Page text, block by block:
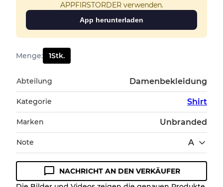
APPFIRSTORDER verwenden.
App herunterladen
Menge: 1Stk.
Abteilung Damenbekleidung
Kategorie Shirt
Marken Unbranded
Note A
Zustandsrichtlinie
NACHRICHT AN DEN VERKÄUFER